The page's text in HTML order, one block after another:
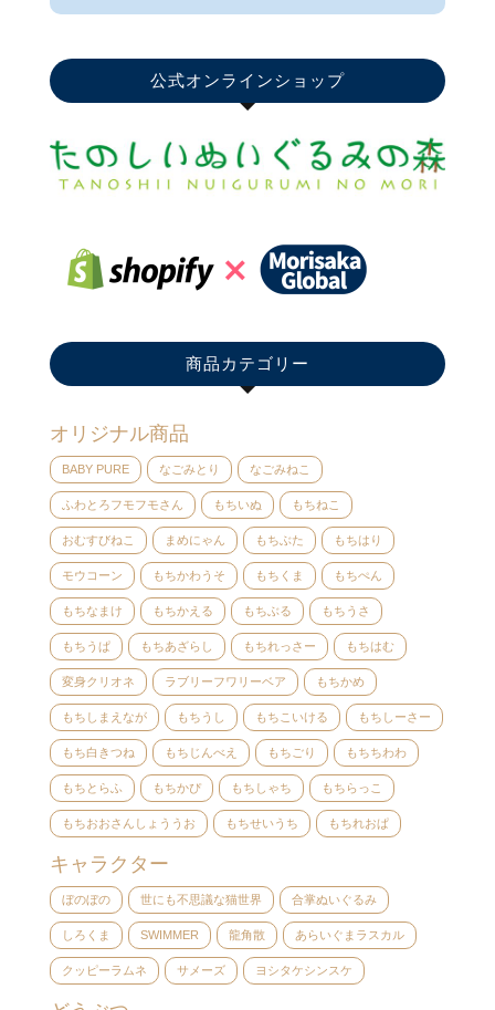
公式オンラインショップ
商品カテゴリー
オリジナル商品
BABY PURE なごみとり なごみねこ
ふわとろフモフモさん もちいぬ もちねこ
おむすびねこ まめにゃん もちぶた もちはり
モウコーン もちかわうそ もちくま もちぺん
もちなまけ もちかえる もちぶる もちうさ
もちうぱ もちあざらし もちれっさー もちはむ
変身クリオネ ラブリーフワリーベア もちかめ
もちしまえなが もちうし もちこいける もちしーさー
もち白きつね もちじんべえ もちごり もちちわわ
もちとらふ もちかぴ もちしゃち もちらっこ
もちおおさんしょううお もちせいうち もちれおぱ
キャラクター
ぼのぼの 世にも不思議な猫世界 合掌ぬいぐるみ
しろくま SWIMMER 龍角散 あらいぐまラスカル
クッピーラムネ サメーズ ヨシタケシンスケ